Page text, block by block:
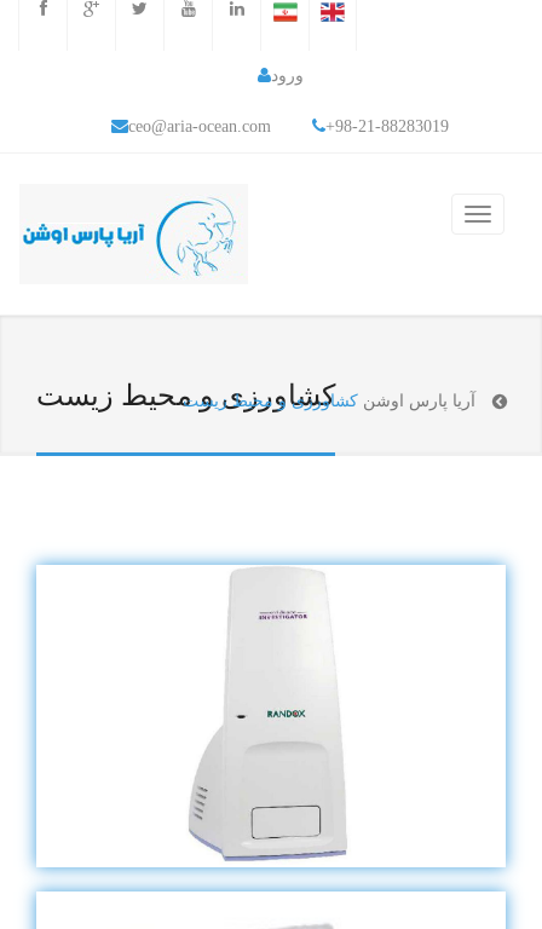
ورود
ceo@aria-ocean.com +98-21-88283019
کشاورزی و محیط زیست
کشاورزی و محیط زیست آریا پارس اوشن